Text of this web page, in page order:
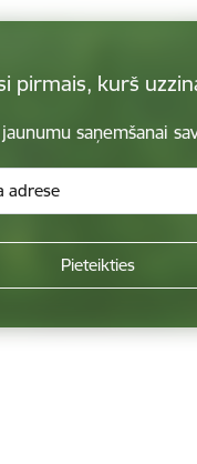
pirmais, kurš
saņemšanai